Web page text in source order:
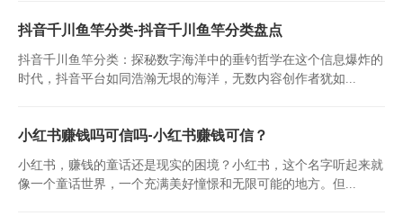
抖音千川鱼竿分类-抖音千川鱼竿分类盘点
抖音千川鱼竿分类：探秘数字海洋中的垂钓哲学在这个信息爆炸的
时代，抖音平台如同浩瀚无垠的海洋，无数内容创作者犹如...
小红书赚钱吗可信吗-小红书赚钱可信？
小红书，赚钱的童话还是现实的困境？小红书，这个名字听起来就
像一个童话世界，一个充满美好憧憬和无限可能的地方。但...